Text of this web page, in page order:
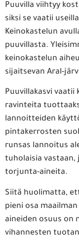
Puuvilla viihtyy
siksi se vaatii
Keinokastelun
puuvillasta.
keinokastelun
sijaitsevan Aral-
Puuvillakasvi vaatii
ravinteita
lannoitteiden
pintakerrosten
runsas lannoitus
tuholaisia vastaan,
torjunta-aineita.
Siitä huolimatta,
pieni osa
aineiden osuus on
vihannesten